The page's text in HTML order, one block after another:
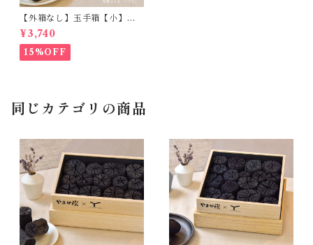
【外箱なし】玉手箱【小】ー
この商品は黒色の外箱が付き
ませんー
¥3,740
15%OFF
同じカテゴリの商品